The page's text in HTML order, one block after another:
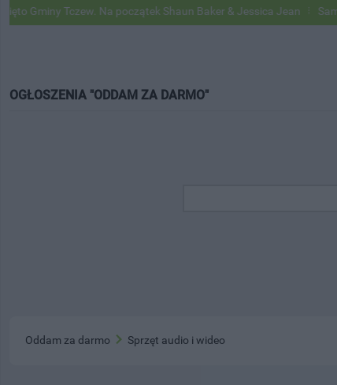
Tczew. Na początek Shaun Baker & Jessica Jean
OGŁOSZENIA "ODDAM ZA DARMO"
Oddam za darmo Sprzęt audio i wideo